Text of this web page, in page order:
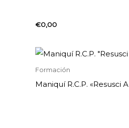
€0,00
Formación
Maniquí R.C.P. «Resusci